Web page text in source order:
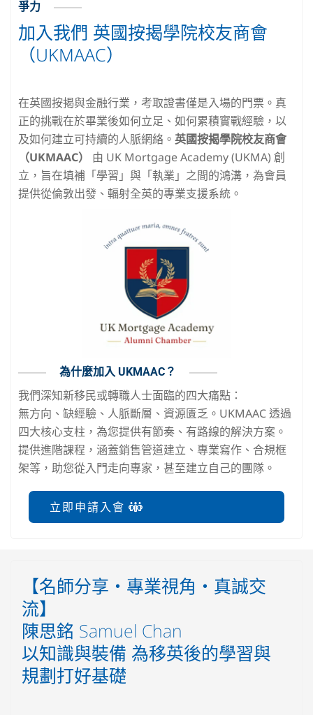
爭力
加入我們 英國按揭學院校友商會
（UKMAAC）
在英國按揭與金融行業，考取證書僅是入場的門票。真
正的挑戰在於畢業後如何立足、如何累積實戰經驗，以
及如何建立可持續的人脈網絡。 英國按揭學院校友商會
（UKMAAC）
由 UK Mortgage Academy (UKMA) 創
立，旨在填補「學習」與「執業」之間的鴻溝，為會員
提供從倫敦出發、輻射全英的專業支援系統。
為什麼加入 UKMAAC？
我們深知新移民或轉職人士面臨的四大痛點：
無方向、缺經驗、人脈斷層、資源匱乏。UKMAAC 透過
四大核心支柱，為您提供有節奏、有路線的解決方案。
提供進階課程，涵蓋銷售管道建立、專業寫作、合規框
架等，助您從入門走向專家，甚至建立自己的團隊。
立即申請入會
【名師分享‧專業視角‧真誠交
流】
陳思銘 Samuel Chan
以知識與裝備 為移英後的學習與
規劃打好基礎